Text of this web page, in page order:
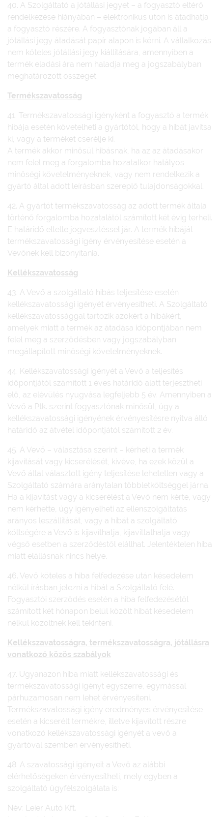
40. A Szolgáltató a jótállási jegyet – a fogyasztó eltérő
rendelkezése hiányában – elektronikus úton is átadhatja
a fogyasztó részére. A fogyasztónak jogában áll a
jótállási jegy átadását papír alapon is kérni. A vállalkozás
nem köteles jótállási jegy kiállítására, amennyiben a
termék eladási ára nem haladja meg a jogszabályban
meghatározott összeget.
Termékszavatosság
41. Termékszavatossági igényként a fogyasztó a termék
hibája esetén követelheti a gyártótól, hogy a hibát javítsa
ki, vagy a terméket cserélje ki.
A termék akkor minősül hibásnak, ha az az átadásakor
nem felel meg a forgalomba hozatalkor hatályos
minőségi követelményeknek, vagy nem rendelkezik a
gyártó által adott leírásban szereplő tulajdonságokkal.
42. A gyártót termékszavatosság az adott termék általa
történő forgalomba hozatalától számított két évig terheli.
E határidő eltelte jogvesztéssel jár. A termék hibáját
termékszavatossági igény érvényesítése esetén a
Vevőnek kell bizonyítania.
Kellékszavatosság
43. A Vevő a szolgáltató hibás teljesítése esetén
kellékszavatossági igényét érvényesítheti. A Szolgáltató
kellékszavatossággal tartozik azokért a hibákért,
amelyek miatt a termék az átadása időpontjában nem
felel meg a szerződésben vagy jogszabályban
megállapított minőségi követelményeknek.
44. Kellékszavatossági igényét a Vevő a teljesítés
időpontjától számított 1 éves határidő alatt terjesztheti
elő, az elévülés nyugvása legfeljebb 5 év. Amennyiben a
Vevő a Ptk. szerint fogyasztónak minősül, úgy a
kellékszavatossági igényének érvényesítésre nyitva álló
határidő az átvétel időpontjától számított 2 év.
45. A Vevő – választása szerint – kérheti a termék
kijavítását vagy kicserélését, kivéve, ha ezek közül a
Vevő által választott igény teljesítése lehetetlen vagy a
Szolgáltató számára aránytalan többletköltséggel járna.
Ha a kijavítást vagy a kicserélést a Vevő nem kérte, vagy
nem kérhette, úgy igényelheti az ellenszolgáltatás
arányos leszállítását, vagy a hibát a szolgáltató
költségére a Vevő is kijavíthatja, kijavíttathatja vagy
végső esetben a szerződéstől elállhat. Jelentéktelen hiba
miatt elállásnak nincs helye.
46. Vevő köteles a hiba felfedezése után késedelem
nélkül írásban jelezni a hibát a Szolgáltató felé.
Fogyasztói szerződés esetén a hiba felfedezésétől
számított két hónapon belül közölt hibát késedelem
nélkül közöltnek kell tekinteni.
Kellékszavatosságra, termékszavatosságra, jótállásra
vonatkozó közös szabályok
47. Ugyanazon hiba miatt kellékszavatossági és
termékszavatossági igényt egyszerre, egymással
párhuzamosan nem lehet érvényesíteni.
Termékszavatossági igény eredményes érvényesítése
esetén a kicserélt termékre, illetve kijavított részre
vonatkozó kellékszavatossági igényét a vevő a
gyártóval szemben érvényesítheti.
48. A szavatossági igényeit a Vevő az alábbi
elérhetőségeken érvényesítheti, mely egyben a
szolgáltató ügyfélszolgálata is:
Név: Leier Autó Kft.